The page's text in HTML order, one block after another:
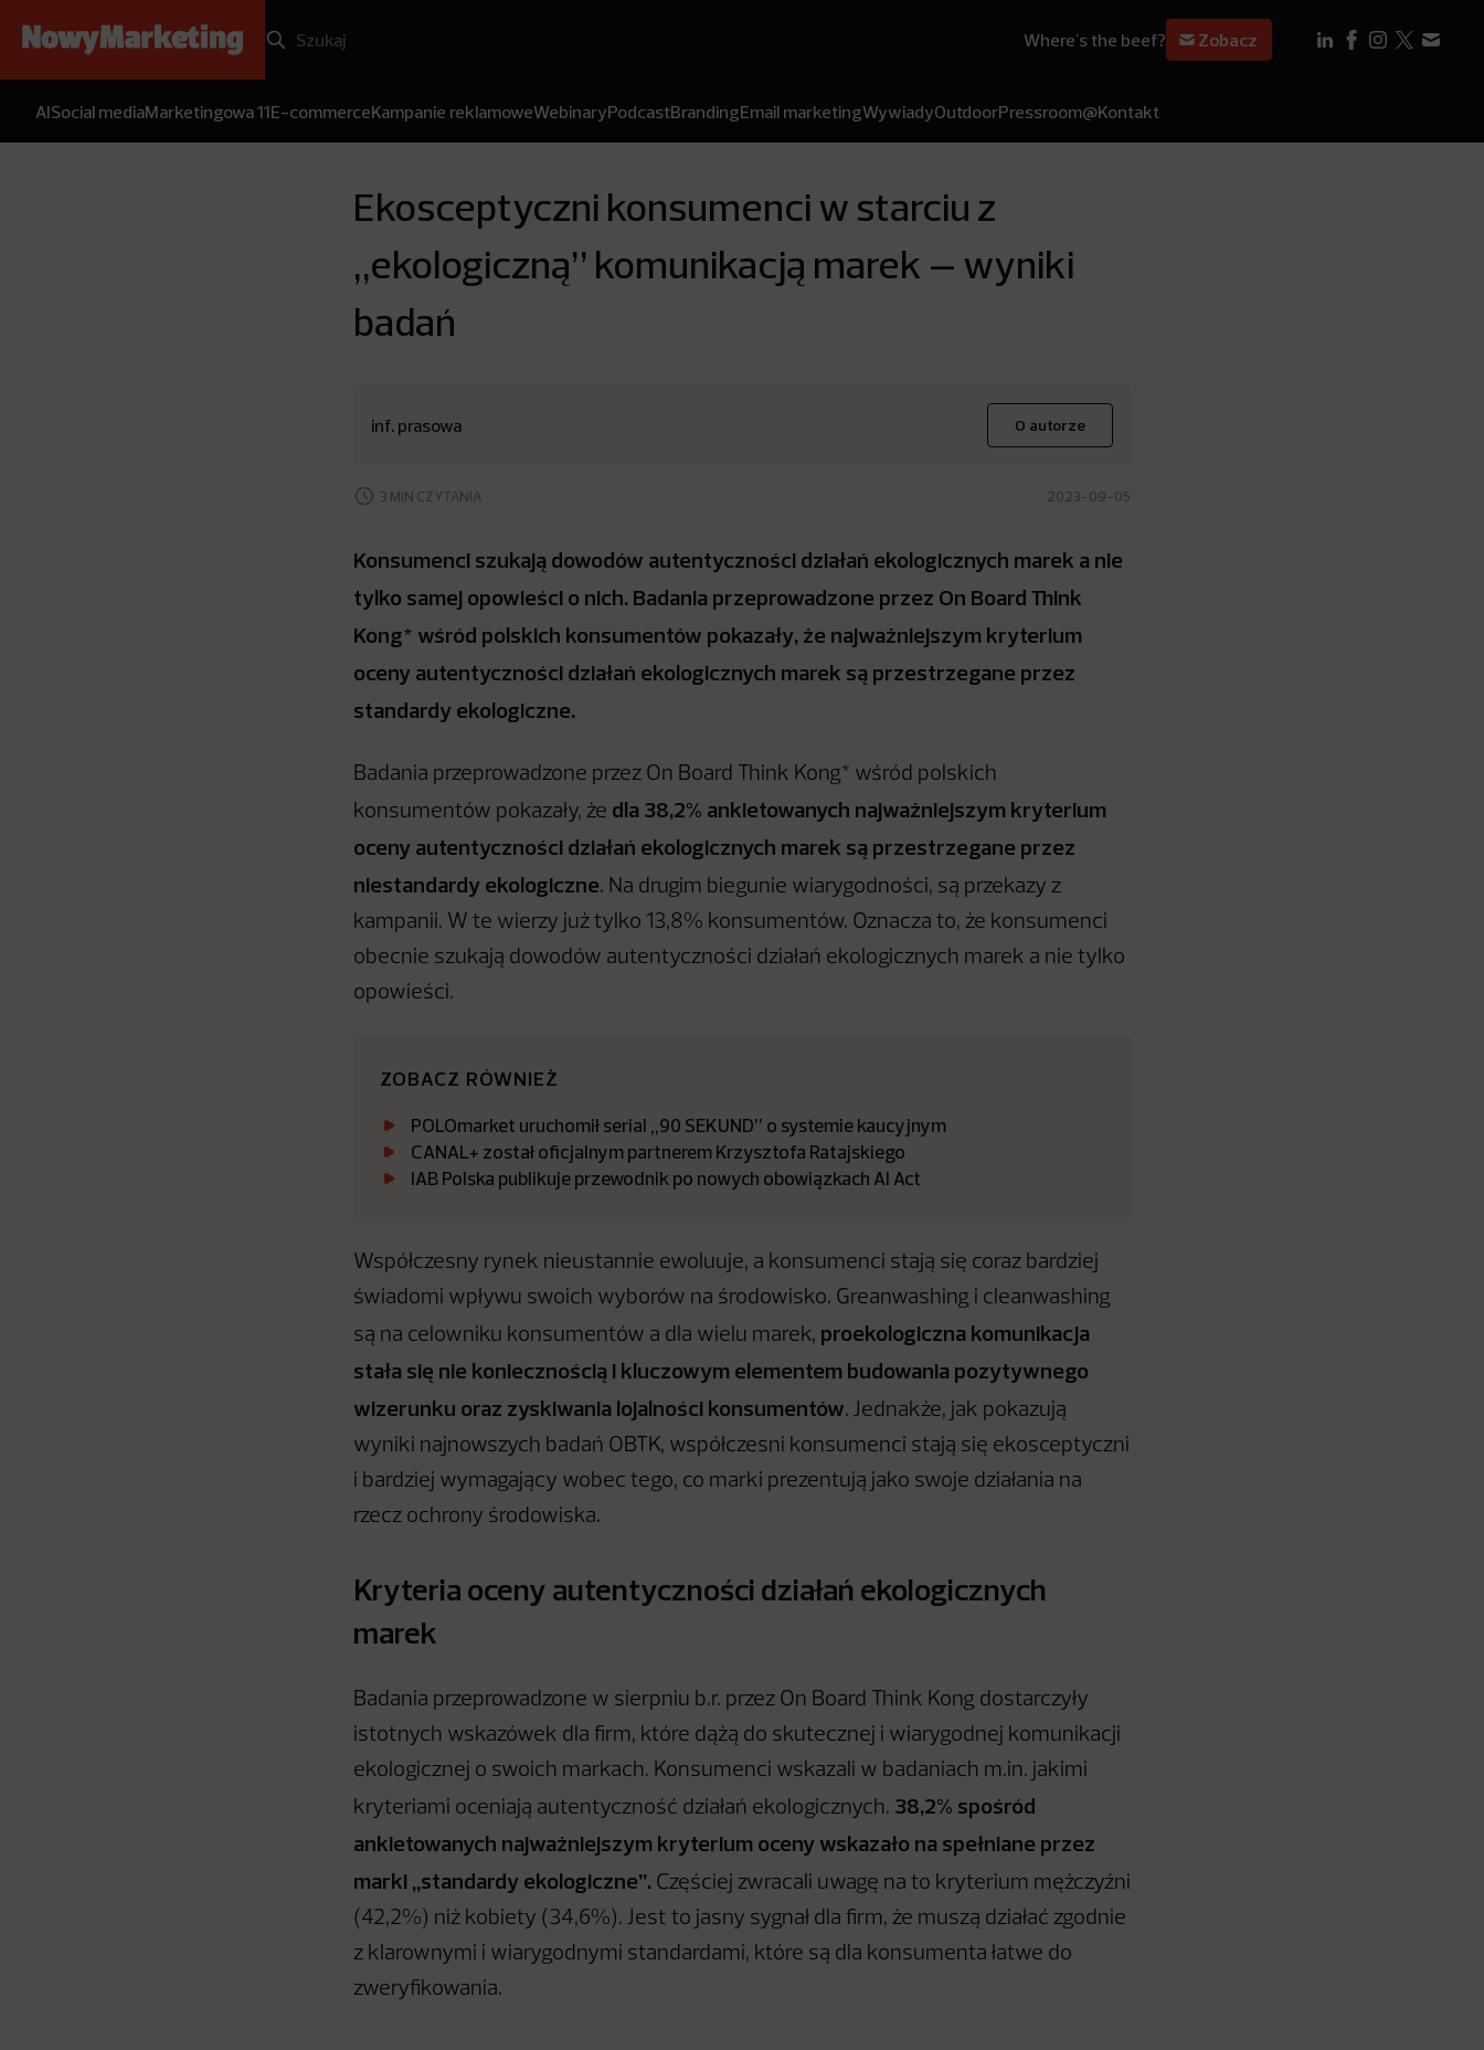
Where's the beef? Zobacz
AISocial mediaMarketingowa 11E-commerceKampanie reklamoweWebinaryPodcastBrandingEmail marketingWywiadyOutdoorPressroom@Kontakt
Ekosceptyczni konsumenci w starciu z
„ekologiczną” komunikacją marek – wyniki
badań
inf. prasowa O autorze
3 MIN CZYTANIA 2023-09-05
Konsumenci szukają dowodów autentyczności działań ekologicznych marek a nie
tylko samej opowieści o nich. Badania przeprowadzone przez On Board Think
Kong* wśród polskich konsumentów pokazały, że najważniejszym kryterium
oceny autentyczności działań ekologicznych marek są przestrzegane przez
standardy ekologiczne.
Badania przeprowadzone przez On Board Think Kong* wśród polskich
konsumentów pokazały, że dla 38,2% ankietowanych najważniejszym kryterium
oceny autentyczności działań ekologicznych marek są przestrzegane przez
niestandardy ekologiczne. Na drugim biegunie wiarygodności, są przekazy z
kampanii. W te wierzy już tylko 13,8% konsumentów. Oznacza to, że konsumenci
obecnie szukają dowodów autentyczności działań ekologicznych marek a nie tylko
opowieści.
ZOBACZ RÓWNIEŻ
POLOmarket uruchomił serial „90 SEKUND” o systemie kaucyjnym
CANAL+ został oficjalnym partnerem Krzysztofa Ratajskiego
IAB Polska publikuje przewodnik po nowych obowiązkach AI Act
Współczesny rynek nieustannie ewoluuje, a konsumenci stają się coraz bardziej
świadomi wpływu swoich wyborów na środowisko. Greanwashing i cleanwashing
są na celowniku konsumentów a dla wielu marek, proekologiczna komunikacja
stała się nie koniecznością i kluczowym elementem budowania pozytywnego
wizerunku oraz zyskiwania lojalności konsumentów. Jednakże, jak pokazują
wyniki najnowszych badań OBTK, współczesni konsumenci stają się ekosceptyczni
i bardziej wymagający wobec tego, co marki prezentują jako swoje działania na
rzecz ochrony środowiska.
Kryteria oceny autentyczności działań ekologicznych
marek
Badania przeprowadzone w sierpniu b.r. przez On Board Think Kong dostarczyły
istotnych wskazówek dla firm, które dążą do skutecznej i wiarygodnej komunikacji
ekologicznej o swoich markach. Konsumenci wskazali w badaniach m.in. jakimi
kryteriami oceniają autentyczność działań ekologicznych. 38,2% spośród
ankietowanych najważniejszym kryterium oceny wskazało na spełniane przez
marki „standardy ekologiczne”. Częściej zwracali uwagę na to kryterium mężczyźni
(42,2%) niż kobiety (34,6%). Jest to jasny sygnał dla firm, że muszą działać zgodnie
z klarownymi i wiarygodnymi standardami, które są dla konsumenta łatwe do
zweryfikowania.